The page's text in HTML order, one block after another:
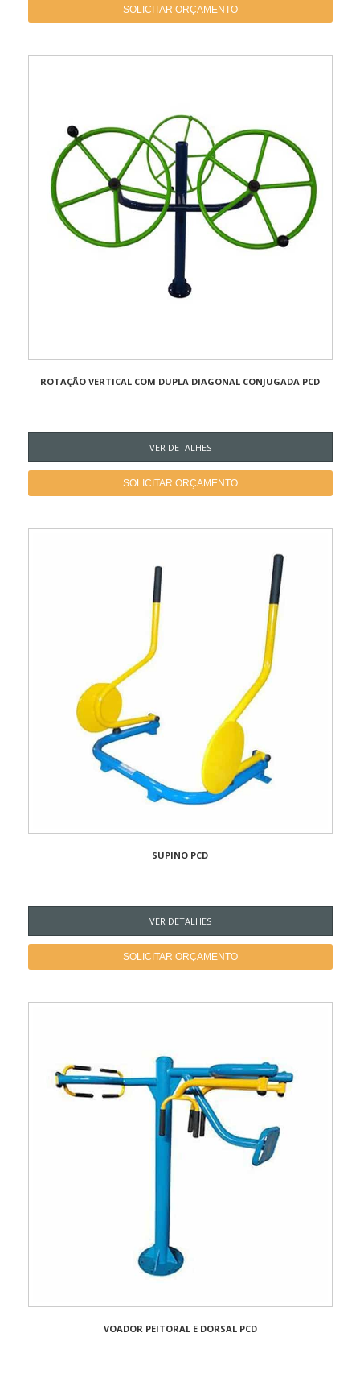
SOLICITAR ORÇAMENTO
ROTAÇÃO VERTICAL COM DUPLA DIAGONAL CONJUGADA PCD
VER DETALHES
SOLICITAR ORÇAMENTO
SUPINO PCD
VER DETALHES
SOLICITAR ORÇAMENTO
VOADOR PEITORAL E DORSAL PCD